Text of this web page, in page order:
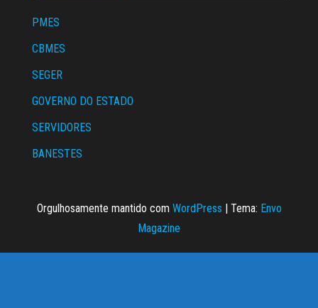
PMES
CBMES
SEGER
GOVERNO DO ESTADO
SERVIDORES
BANESTES
Orgulhosamente mantido com WordPress | Tema: Envo
Magazine